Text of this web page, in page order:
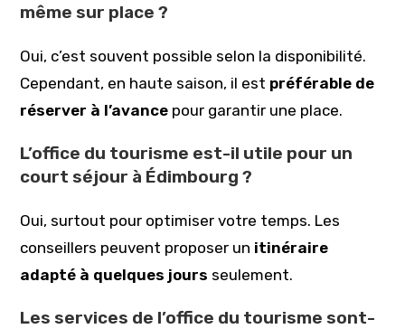
même sur place ?
Oui, c’est souvent possible selon la disponibilité.
Cependant, en haute saison, il est préférable de
réserver à l’avance pour garantir une place.
L’office du tourisme est-il utile pour un
court séjour à Édimbourg ?
Oui, surtout pour optimiser votre temps. Les
conseillers peuvent proposer un itinéraire
adapté à quelques jours seulement.
Les services de l’office du tourisme sont-